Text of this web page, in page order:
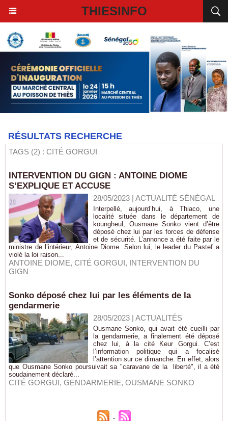
THIESINFO
RÉSULTATS RECHERCHE
TAGS (2) : CITÉ GORGUI
INTERVENTION DU GIGN : ANTOINE DIOME
S’EXPLIQUE ET ACCUSE
28/05/2023| ACTUALITÉ SÉNÉGAL
Interpellé, aujourd’hui, à Thiaco, une
localité située dans le département de
koungheul, Ousmane Sonko vient d’être
déposé chez lui par les forces de défense
et de sécurité. L’annonce a été faite par le
ministre de l’intérieur, Antoine Diome. Selon lui, le leader du Pastef a
violé la loi raison...
ANTOINE DIOME, CITÉ GORGUI, INTERVENTION DU
GIGN
Sonko déposé chez lui par les éléments de la
gendarmerie
28/05/2023| ACTUALITÉS
Ousmane Sonko, qui avait été cueilli par
la gendarmerie, a finalement été déposé
chez lui, à la cité Keur Gorgui. C’est
l’information politique qui a focalisé
l’attention sur ce dimanche. En effet, alors
que Ousmane Sonko poursuivait sa "caravane de la liberté", il a été
soudainement déclaré...
CITÉ GORGUI, GENDARMERIE, OUSMANE SONKO